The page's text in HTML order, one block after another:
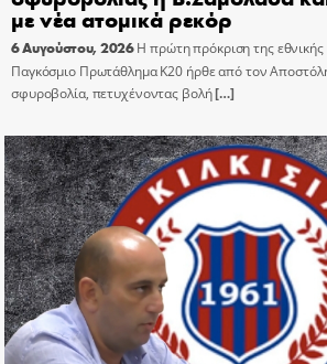
με νέα ατομικά ρεκόρ
6 Αυγούστου, 2026 Η πρώτη πρόκριση της
Παγκόσμιο Πρωτάθλημα Κ20 ήρθε από τον
σφυροβολία, πετυχένοντας βολή[…]